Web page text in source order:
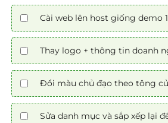
Cài web lên host giống demo
Thay logo + thông tin doanh
Đổi màu chủ đạo theo tông
Sửa danh mục và sắp xếp lại